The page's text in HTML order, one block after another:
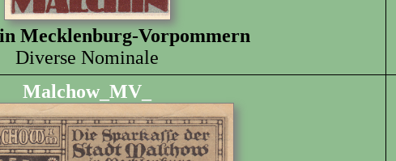
Mecklenburg-Vorpommern
Diverse Nominale
Malchow_MV_